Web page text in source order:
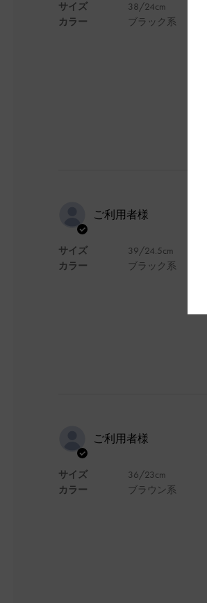
サイズ
カラー
38/24cm
ブラック系
ご利用者様
サイズ
カラー
39/24.5cm
ブラック系
ご利用者様
サイズ
カラー
36/23cm
ブラウン系